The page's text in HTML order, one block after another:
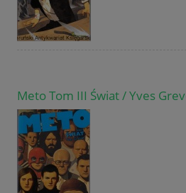
Meto Tom III Świat / Yves